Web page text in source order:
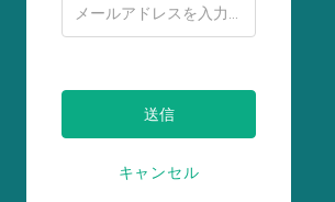
送信
キャンセル